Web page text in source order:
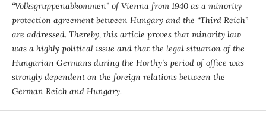
“Volksgruppenabkommen” of Vienna from 1940 as a minority
protection agreement between Hungary and the “Third Reich”
are addressed. Thereby, this article proves that minority law
was a highly political issue and that the legal situation of the
Hungarian Germans during the Horthy’s period of office was
strongly dependent on the foreign relations between the
German Reich and Hungary.